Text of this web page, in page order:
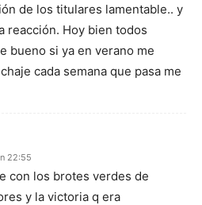
de los titulares lamentable.. y
reacción. Hoy bien todos
bueno si ya en verano me
cada semana que pasa me
22:55
con los brotes verdes de
y la victoria q era